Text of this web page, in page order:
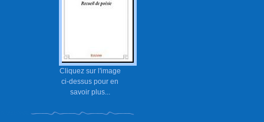
Cliquez sur l'image
ci-dessus pour en
savoir plus...